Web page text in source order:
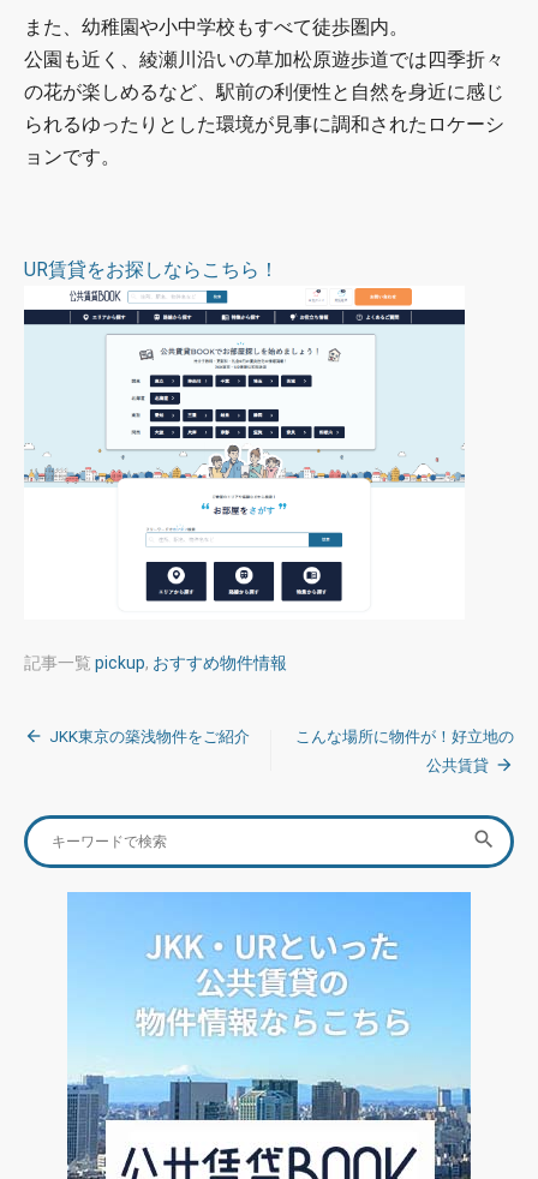
また、幼稚園や小中学校もすべて徒歩圏内。
公園も近く、綾瀬川沿いの草加松原遊歩道では四季折々
の花が楽しめるなど、駅前の利便性と自然を身近に感じ
られるゆったりとした環境が見事に調和されたロケーシ
ョンです。
UR賃貸をお探しならこちら！
記事一覧 pickup, おすすめ物件情報
投
ナ
ビ
JKK東京の築浅物件をご紹介
こんな場所に物件が！好立地の
公共賃貸
Search
for:
